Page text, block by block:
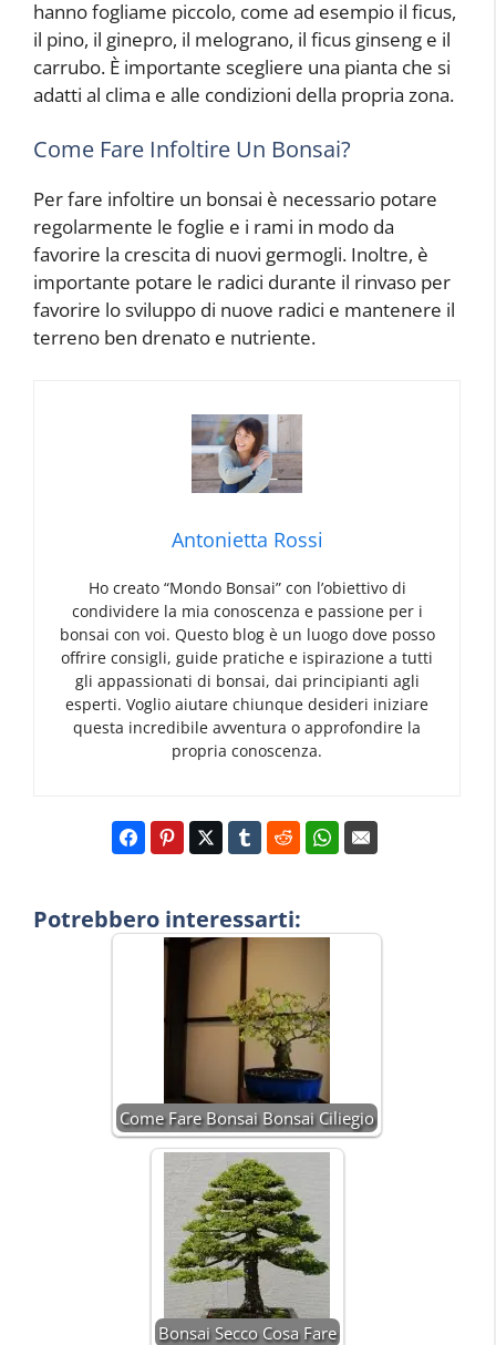
hanno fogliame piccolo, come ad esempio il ficus,
il pino, il ginepro, il melograno, il ficus ginseng e il
carrubo. È importante scegliere una pianta che si
adatti al clima e alle condizioni della propria zona.
Come Fare Infoltire Un Bonsai?
Per fare infoltire un bonsai è necessario potare
regolarmente le foglie e i rami in modo da
favorire la crescita di nuovi germogli. Inoltre, è
importante potare le radici durante il rinvaso per
favorire lo sviluppo di nuove radici e mantenere il
terreno ben drenato e nutriente.
Antonietta Rossi
Ho creato “Mondo Bonsai” con l’obiettivo di
condividere la mia conoscenza e passione per i
bonsai con voi. Questo blog è un luogo dove posso
offrire consigli, guide pratiche e ispirazione a tutti
gli appassionati di bonsai, dai principianti agli
esperti. Voglio aiutare chiunque desideri iniziare
questa incredibile avventura o approfondire la
propria conoscenza.
Potrebbero interessarti:
Come Fare Bonsai Bonsai Ciliegio
Bonsai Secco Cosa Fare